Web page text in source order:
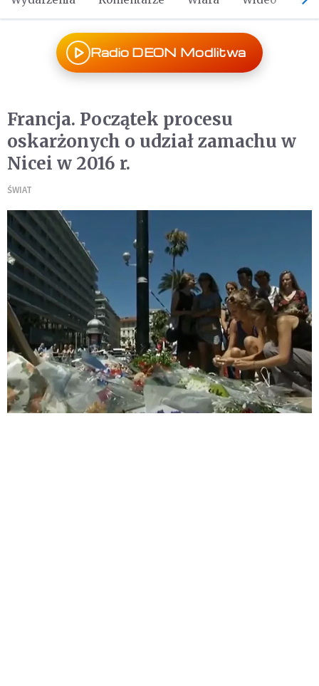
Radio DEON Modlitwa
Francja. Początek procesu
oskarżonych o udział zamachu w
Nicei w 2016 r.
ŚWIAT